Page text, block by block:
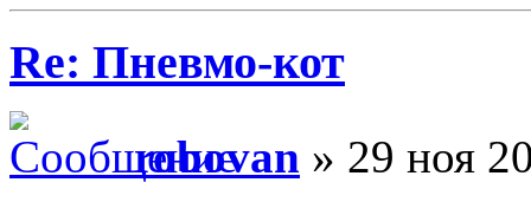
Re: Пневмо-кот
robovan » 29 ноя